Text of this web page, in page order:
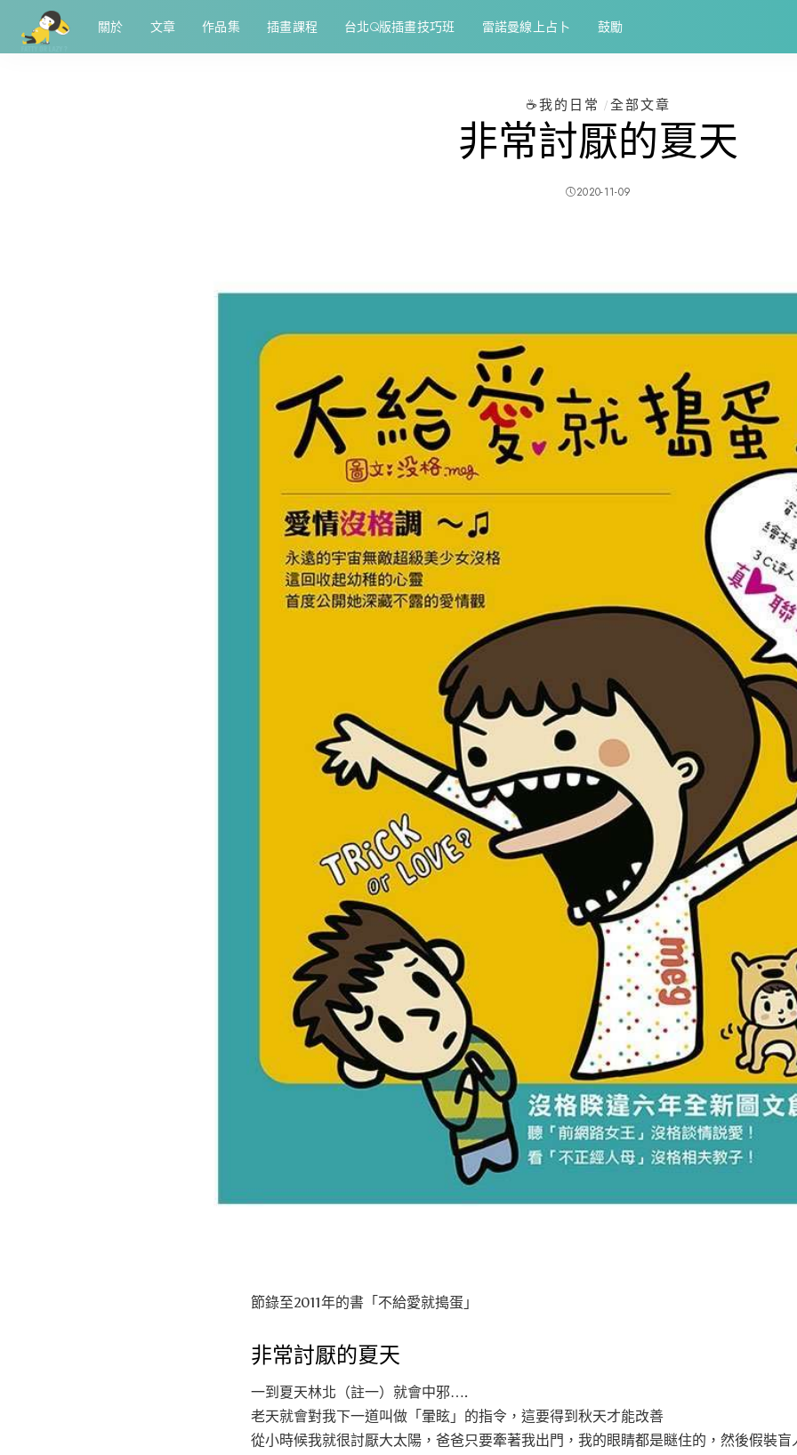
關於 文章 作品集 插畫課程 台北Q版插畫技巧班 雷諾曼線上占卜 鼓勵
☕️我的日常 全部文章
非常討厭的夏天
2020-11-09
節錄至2011年的書「不給愛就搗蛋」
非常討厭的夏天
一到夏天林北（註一）就會中邪….
老天就會對我下一道叫做「暈眩」的指令，這要得到秋天才能改善
從小時候我就很討厭大太陽，爸爸只要牽著我出門，我的眼睛都是瞇住的，然後假裝盲